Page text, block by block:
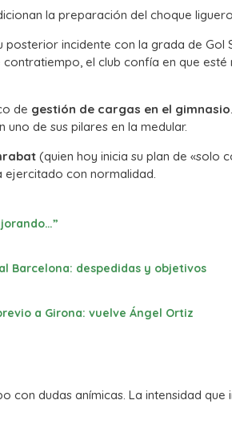
la preparación del choque
posterior incidente con la grada de Gol
contratiempo, el club confía en que
de gestión de cargas en el gimnasio
de sus pilares en la medular.
(quien hoy inicia su plan de «solo
ejercitado con normalidad.
Barcelona: despedidas y objetivos
a Girona: vuelve Ángel Ortiz
con dudas anímicas. La intensidad